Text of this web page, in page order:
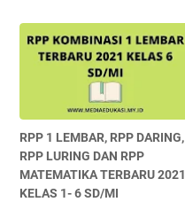
RPP 1 LEMBAR, RPP DARING,
RPP LURING DAN RPP
MATEMATIKA TERBARU 2021
KELAS 1- 6 SD/MI